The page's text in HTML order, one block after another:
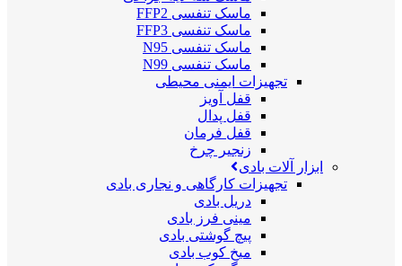
ماسک تنفسی FFP2
ماسک تنفسی FFP3
ماسک تنفسی N95
ماسک تنفسی N99
تجهیزات ایمنی محیطی
قفل آویز
قفل پدال
قفل فرمان
زنجیر چرخ
ابزار آلات بادی
تجهیزات کارگاهی و نجاری بادی
دریل بادی
مینی فرز بادی
پیچ گوشتی بادی
میخ کوب بادی